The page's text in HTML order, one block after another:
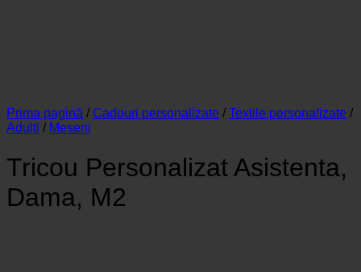
Prima pagină / Cadouri personalizate / Textile personalizate /
Adulti / Meserii
Tricou Personalizat Asistenta,
Dama, M2